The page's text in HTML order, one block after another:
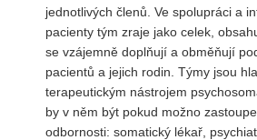
jednotlivých členů. Ve spolupráci a
pacienty tým zraje jako celek,
se vzájemně doplňují a obměňují
pacientů a jejich rodin. Týmy jsou
terapeutickým nástrojem
by v něm být pokud možno
odbornosti: somatický lékař,